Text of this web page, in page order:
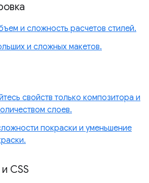
и сложность расчетов стилей.
и сложных макетов.
свойств только композитора и
слоев.
покраски и уменьшение
CSS